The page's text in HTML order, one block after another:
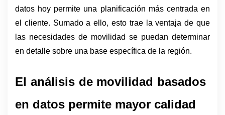
datos hoy permite una planificación más centrada en
el cliente. Sumado a ello, esto trae la ventaja de que
las necesidades de movilidad se puedan determinar
en detalle sobre una base específica de la región.
El análisis de movilidad basados ​​
en datos permite mayor calidad